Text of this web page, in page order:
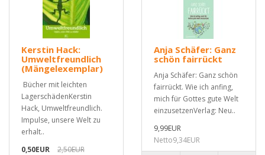
Kerstin Hack:
Umweltfreundlich
(Mängelexemplar)
Bücher mit leichten
LagerschädenKerstin
Hack, Umweltfreundlich.
Impulse, unsere Welt zu
erhalt..
0,50EUR
2,50EUR
Anja Schäfer: Ganz
schön fairrückt
Anja Schäfer: Ganz schön
fairrückt. Wie ich anfing,
mich für Gottes gute Welt
einzusetzenVerlag: Neu..
9,99EUR
Netto9,34EUR